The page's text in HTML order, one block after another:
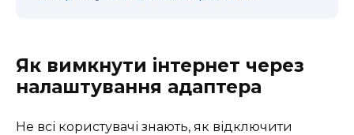
Як вимкнути інтернет через
налаштування адаптера
Не всі користувачі знають, як відключити